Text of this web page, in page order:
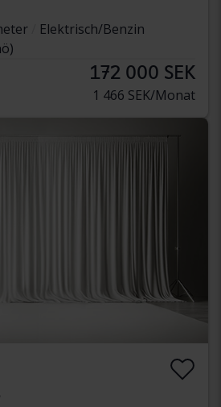
Elektrisch/Benzin
172 000 SEK
1 466 SEK/Monat